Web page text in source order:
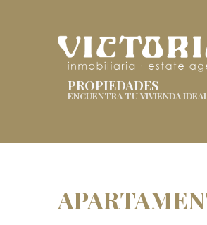
PROPIEDADES
ENCUENTRA TU VIVIENDA